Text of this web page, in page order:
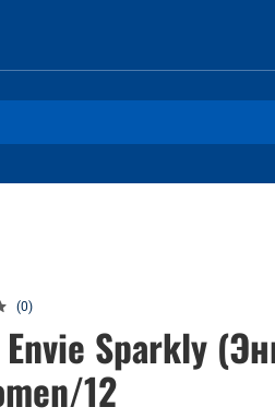
(0)
Sparkly
12